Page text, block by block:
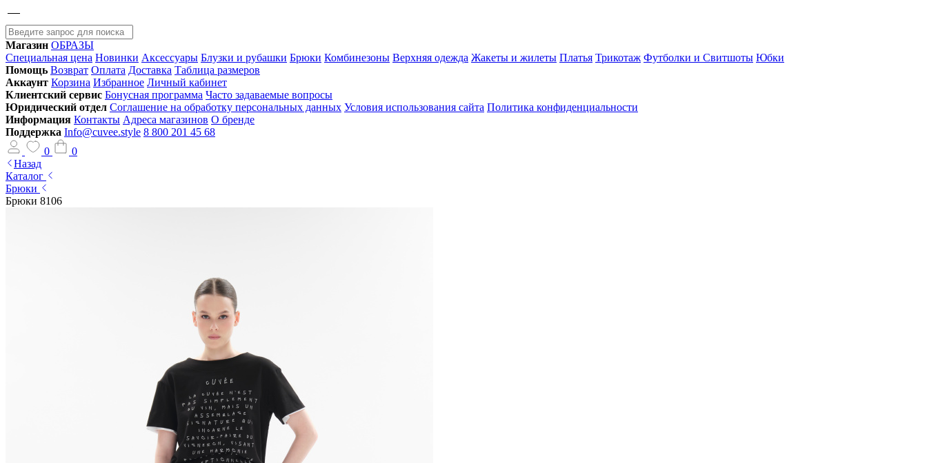
Магазин ОБРАЗЫ
Специальная цена Новинки Аксессуары Блузки и рубашки Брюки Комбинезоны Верхняя одежда Жакеты и жилеты Платья Трикотаж Футболки и Свитшоты Юбки
Помощь Возврат Оплата Доставка Таблица размеров
Аккаунт Корзина Избранное Личный кабинет
Клиентский сервис Бонусная программа Часто задаваемые вопросы
Юридический отдел Соглашение на обработку персональных данных Условия использования сайта Политика конфиденциальности
Информация Контакты Адреса магазинов О бренде
Поддержка Info@cuvee.style 8 800 201 45 68
0
0
Назад
Каталог
Брюки
Брюки 8106